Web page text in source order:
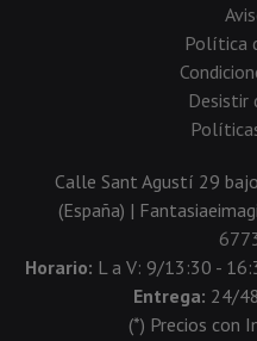
Política
Desistir
Calle Sant Agustí 29
(España) |
Horario: L a V: 9/13:30 -
Entrega: 24/
(*) Precios con